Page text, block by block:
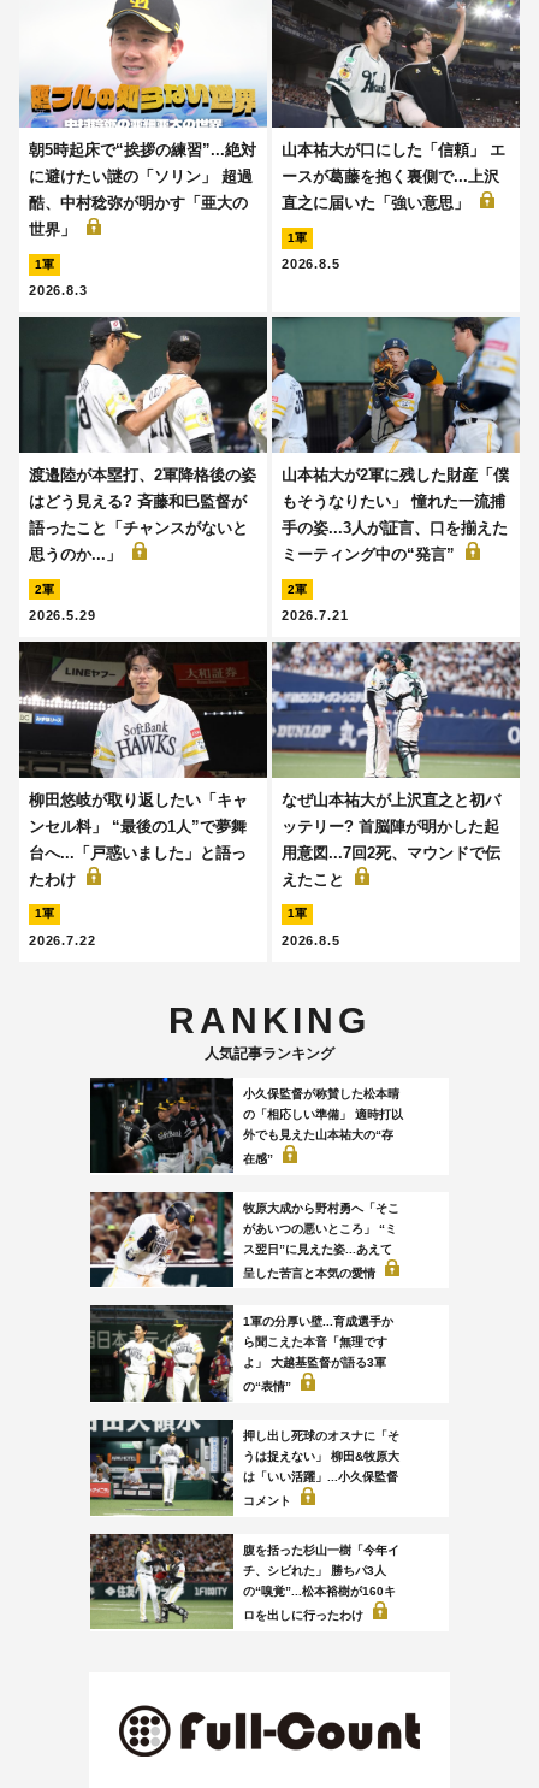
朝5時起床で“挨拶の練習”...絶対
に避けたい謎の「ソリン」 超過
酷、中村稔弥が明かす「亜大の
世界」
1軍
2026.8.3
山本祐大が口にした「信頼」 エ
ースが葛藤を抱く裏側で...上沢
直之に届いた「強い意思」
1軍
2026.8.5
渡邉陸が本塁打、2軍降格後の姿
はどう見える? 斉藤和巳監督が
語ったこと「チャンスがないと
思うのか...」
2軍
2026.5.29
山本祐大が2軍に残した財産「僕
もそうなりたい」 憧れた一流捕
手の姿...3人が証言、口を揃えた
ミーティング中の“発言”
2軍
2026.7.21
柳田悠岐が取り返したい「キャ
ンセル料」 “最後の1人”で夢舞
台へ...「戸惑いました」と語っ
たわけ
1軍
2026.7.22
なぜ山本祐大が上沢直之と初バ
ッテリー? 首脳陣が明かした起
用意図...7回2死、マウンドで伝
えたこと
1軍
2026.8.5
RANKING
人気記事ランキング
小久保監督が称賛した松本晴
の「相応しい準備」 適時打以
外でも見えた山本祐大の“存
在感”
牧原大成から野村勇へ「そこ
があいつの悪いところ」 “ミ
ス翌日”に見えた姿...あえて
呈した苦言と本気の愛情
1軍の分厚い壁...育成選手か
ら聞こえた本音「無理です
よ」 大越基監督が語る3軍
の“表情”
押し出し死球のオスナに「そ
うは捉えない」 柳田&牧原大
は「いい活躍」...小久保監督
コメント
腹を括った杉山一樹「今年イ
チ、シビれた」 勝ちパ3人
の“嗅覚”...松本裕樹が160キ
ロを出しに行ったわけ